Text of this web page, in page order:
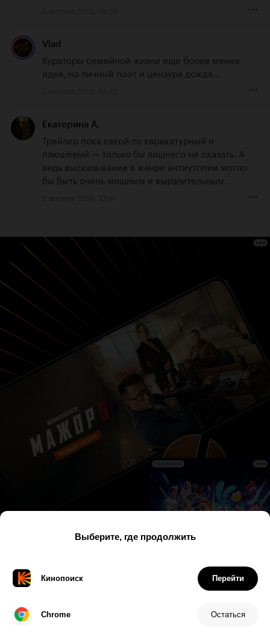
Vlad
Кураторы семейной жизни еще более менее
идея, но личный поэт и цензура дождя...
Екатерина А.
Трейлер пока какой-то карикатурный и
плюшевый — только бы лишнего не сказать. А
ведь высказывание в жанре антиутопии могло
бы быть очень мощным и выразительным.